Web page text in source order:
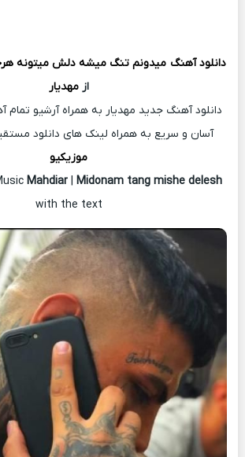
دانلود آهنگ میدونم تنگ میشه دلش میتونه
ازمهدیار
دانلود آهنگ جدید مهدیار به همراه آرشیو
آسان و سریع به همراه لینک های دانلود
موزیکیو
Mahdiar| Midonam tang mishe delesh
with the text